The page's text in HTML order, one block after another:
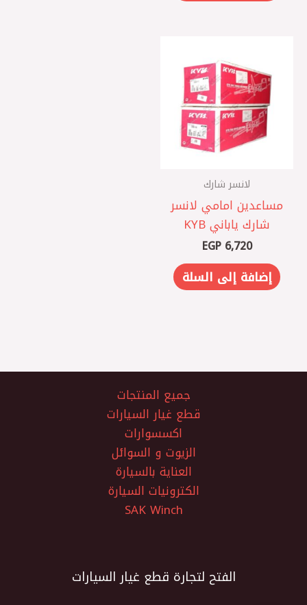
لانسر شارك
مساعدين امامي لانسر
شارك ياباني KYB
EGP6,720
إضافة إلى السلة
جميع المنتجات
قطع غيار السيارات
اكسسوارات
الزيوت و السوائل
العناية بالسيارة
الكترونيات السيارة
SAK Winch
الفتح لتجارة قطع غيار السيارات